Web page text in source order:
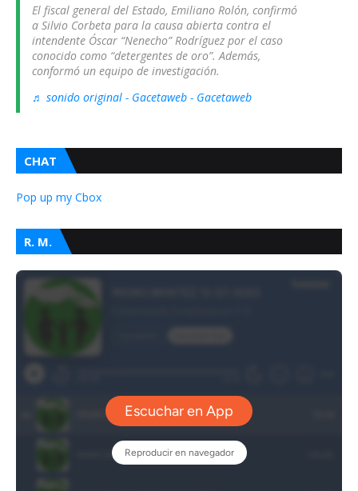
El fiscal general del Estado, Emiliano Rolón, confirmó
a Silvio Corbeta para la causa abierta contra el
intendente Óscar “Nenecho” Rodríguez por el caso
conocido como “detergentes de oro”. Además,
conformó un equipo de investigación.
♬ sonido original - Gacetaweb - Gacetaweb
CHAT
Pop up my Cbox
R. M.